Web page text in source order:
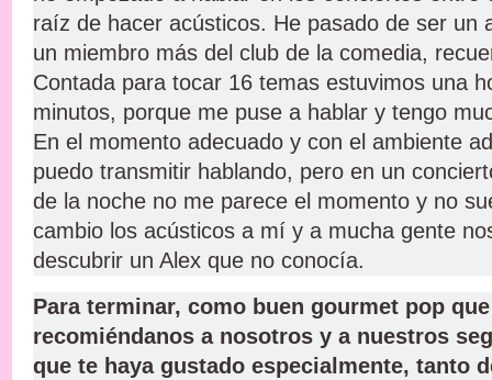
raíz de hacer acústicos. He pasado de ser un
un miembro más del club de la comedia,
Contada para tocar 16 temas estuvimos una
minutos, porque me puse a hablar y tengo
En el momento adecuado y con el ambiente
puedo transmitir hablando, pero en un
de la noche no me parece el momento y no
cambio los acústicos a mí y a mucha gente
descubrir un Alex que no conocía.
Para terminar, como buen gourmet pop
recomiéndanos a nosotros y a nuestros
que te haya gustado especialmente, tanto